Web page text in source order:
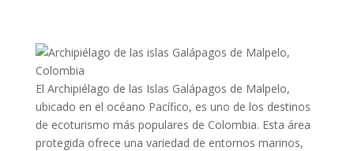
El Archipiélago de las Islas Galápagos de Malpelo,
ubicado en el océano Pacífico, es uno de los destinos
de ecoturismo más populares de Colombia. Esta área
protegida ofrece una variedad de entornos marinos,